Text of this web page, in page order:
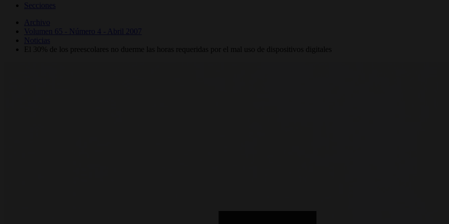
Secciones
Archivo
Volumen 65 - Número 4 - Abril 2007
Noticias
El 30% de los preescolares no duerme las horas requeridas por el mal uso de dispositivos digitales